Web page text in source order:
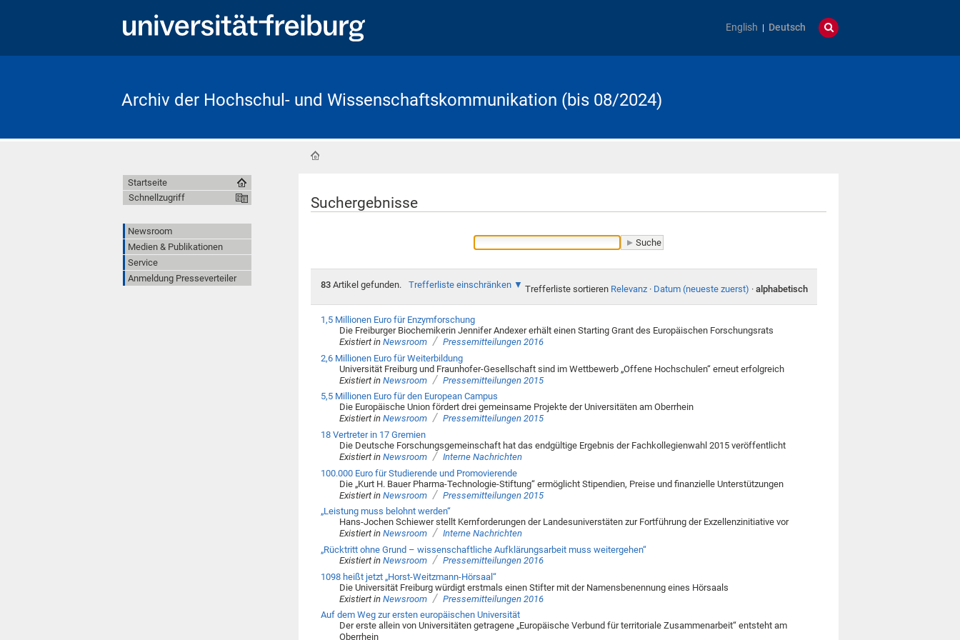
English Deutsch
Archiv der Hochschul- und Wissenschaftskommunikation (bis 08/2024)
Suchergebnisse
83Artikel gefunden. Trefferliste einschränken Trefferliste sortieren Relevanz · Datum (neueste zuerst) · alphabetisch
1,5 Millionen Euro für Enzymforschung
Die Freiburger Biochemikerin Jennifer Andexer erhält einen Starting Grant des Europäischen Forschungsrats
Existiert in Newsroom / Pressemitteilungen 2016
2,6 Millionen Euro für Weiterbildung
Universität Freiburg und Fraunhofer-Gesellschaft sind im Wettbewerb „Offene Hochschulen“ erneut erfolgreich
Existiert in Newsroom / Pressemitteilungen 2015
5,5 Millionen Euro für den European Campus
Die Europäische Union fördert drei gemeinsame Projekte der Universitäten am Oberrhein
Existiert in Newsroom / Pressemitteilungen 2015
18 Vertreter in 17 Gremien
Die Deutsche Forschungsgemeinschaft hat das endgültige Ergebnis der Fachkollegienwahl 2015 veröffentlicht
Existiert in Newsroom / Interne Nachrichten
100.000 Euro für Studierende und Promovierende
Die „Kurt H. Bauer Pharma-Technologie-Stiftung“ ermöglicht Stipendien, Preise und finanzielle Unterstützungen
Existiert in Newsroom / Pressemitteilungen 2015
„Leistung muss belohnt werden“
Hans-Jochen Schiewer stellt Kernforderungen der Landesuniverstäten zur Fortführung der Exzellenzinitiative vor
Existiert in Newsroom / Interne Nachrichten
„Rücktritt ohne Grund – wissenschaftliche Aufklärungsarbeit muss weitergehen“
Existiert in Newsroom / Pressemitteilungen 2016
1098 heißt jetzt „Horst-Weitzmann-Hörsaal“
Die Universität Freiburg würdigt erstmals einen Stifter mit der Namensbenennung eines Hörsaals
Existiert in Newsroom / Pressemitteilungen 2016
Auf dem Weg zur ersten europäischen Universität
Der erste allein von Universitäten getragene „Europäische Verbund für territoriale Zusammenarbeit“ entsteht am
Oberrhein
Startseite
Schnellzugriff
Newsroom
Medien & Publikationen
Service
Anmeldung Presseverteiler